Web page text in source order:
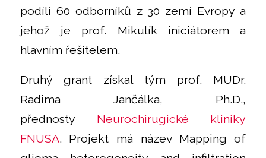
podílí 60 odborníků z 30 zemí Evropy a
jehož je prof. Mikulík iniciátorem a
hlavním řešitelem.
Druhý grant získal tým prof. MUDr.
Radima Jančálka, Ph.D.,
přednosty Neurochirugické kliniky
FNUSA. Projekt má název Mapping of